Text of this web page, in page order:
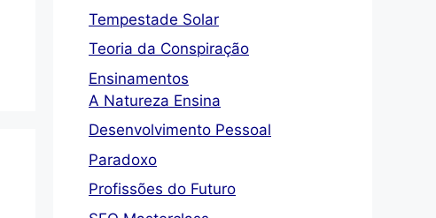
Tempestade Solar
Teoria da Conspiração
Ensinamentos
A Natureza Ensina
Desenvolvimento Pessoal
Paradoxo
Profissões do Futuro